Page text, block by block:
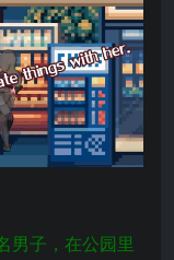
男子，在公园里